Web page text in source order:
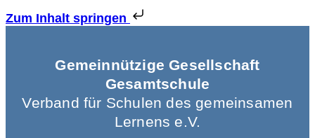
Zum Inhalt springen
Gemeinnützige Gesellschaft
Gesamtschule
Verband für Schulen des gemeinsamen
Lernens e.V.